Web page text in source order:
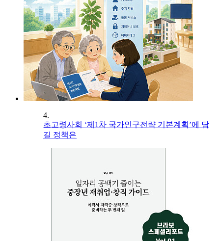
4.
초고령사회 ‘제1차 국가인구전략 기본계획’에 담
길 정책은